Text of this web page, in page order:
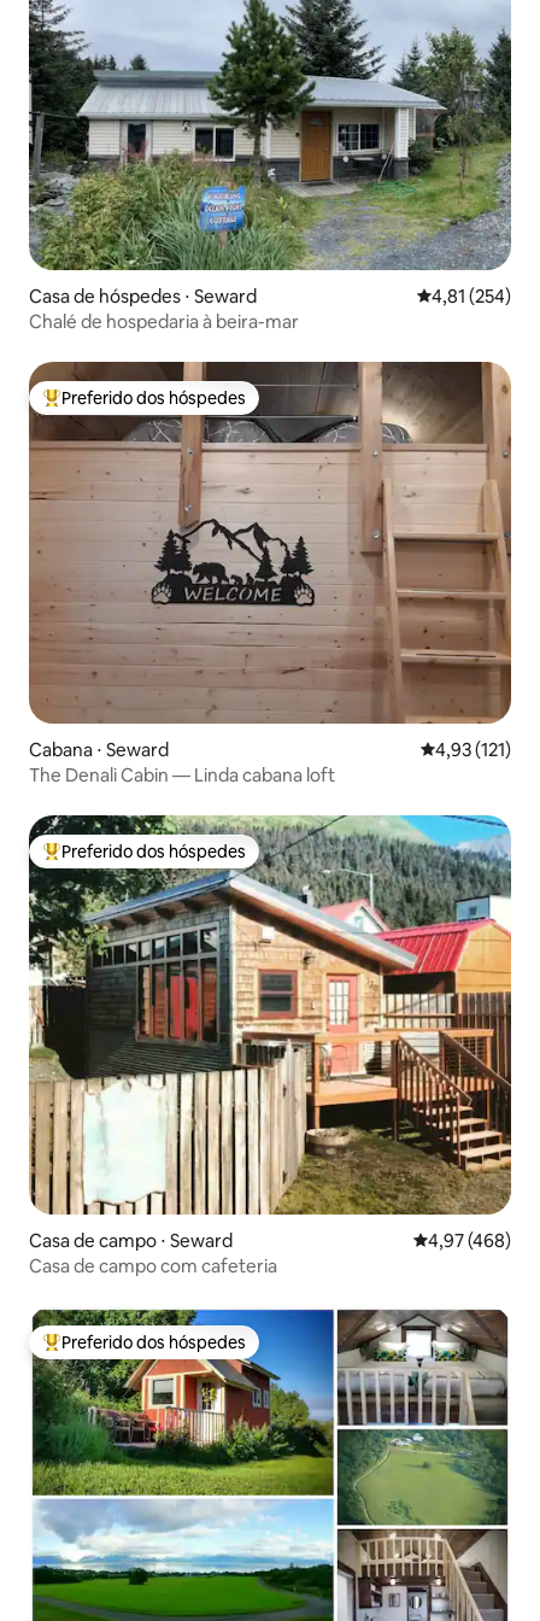
Casa de hóspedes ⋅ Seward 4,81 de uma
4,81 (254)
Chalé de hospedaria à beira-mar
Entre os melhores preferidos dos hóspedes
Preferido dos hóspedes
Cabana ⋅ Seward 4,93 de uma
4,93 (121)
The Denali Cabin — Linda cabana loft
Entre os melhores preferidos dos hóspedes
Preferido dos hóspedes
Casa de campo ⋅ Seward 4,97 de uma
4,97 (468)
Casa de campo com cafeteria
Entre os melhores preferidos dos hóspedes
Preferido dos hóspedes